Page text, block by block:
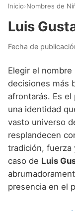
Inicio›Nombres de
Luis
Fecha de
Elegir el
decisiones más
afrontarás. Es
una identidad
vasto universo
resplandecen
tradición, fuerza
caso de Luis
presencia en el